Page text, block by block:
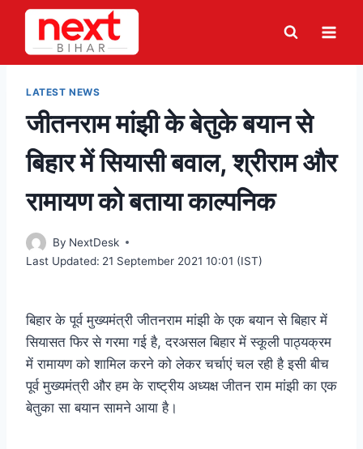
Skip
content
LATEST NEWS
जीतनराम मांझी के बेतुके बयान से
बिहार में सियासी बवाल, श्रीराम और
रामायण को बताया काल्पनिक
By NextDesk
Last Updated: 21 September 2021 10:01 (IST)
बिहार के पूर्व मुख्यमंत्री जीतनराम मांझी के एक बयान से बिहार में
सियासत फिर से गरमा गई है, दरअसल बिहार में स्कूली पाठ्यक्रम
में रामायण को शामिल करने को लेकर चर्चाएं चल रही है इसी बीच
पूर्व मुख्यमंत्री और हम के राष्ट्रीय अध्यक्ष जीतन राम मांझी का एक
बेतुका सा बयान सामने आया है।